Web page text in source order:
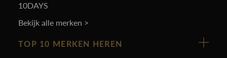
10DAYS
Bekijk alle merken >
TOP 10 MERKEN HEREN